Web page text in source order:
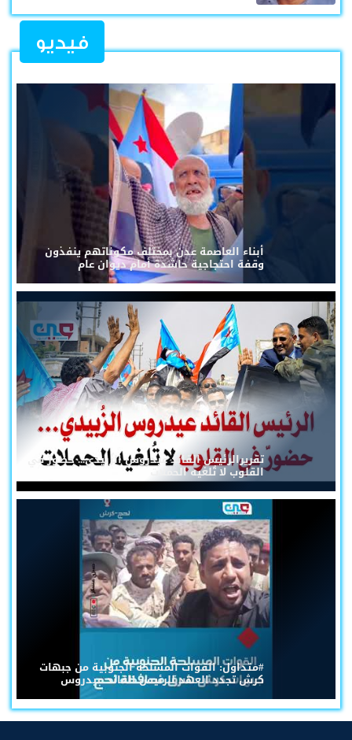
فيديو
أبناء العاصمة عدن بمختلف مكوناتهم ينفذون
وقفة احتجاجية حاشدة أمام ديوان عام
تقريرالرئيس القائد عيدروس الزُبيدي... حضورٌ في
القلوب لا تُلغيه الحملات
#متداول: القوات المسلحة الجنوبية من جبهات
كرش تجدد العهد للرئيس القائد عيدروس